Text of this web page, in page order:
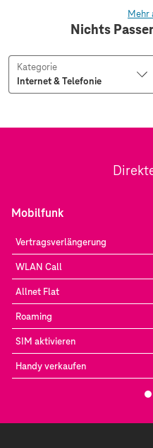
Mehr
Nichts
Kategorie
Mobilfunk
Vertragsverlängerung
WLAN Call
Allnet Flat
Roaming
SIM aktivieren
Handy verkaufen